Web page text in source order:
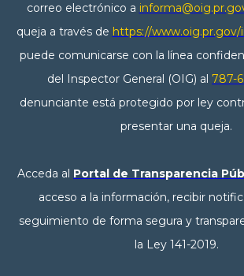
correo electrónico a
queja a través de https://www.oig.pr.gov/
puede comunicarse con la línea
del Inspector General (OIG) al 787-
denunciante está protegido por ley
presentar una queja.
Acceda al Portal de Transparencia
acceso a la información, recibir
seguimiento de forma segura y
la Ley 141-2019.